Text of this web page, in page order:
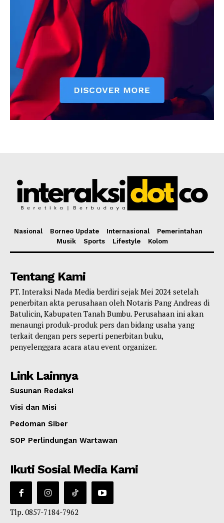
Nasional Borneo Update Internasional
Pemerintahan
Musik
Sports Lifestyle Kolom
Tentang Kami
PT. Interaksi Nada Media berdiri sejak Mei 2024 setelah
penerbitan akta perusahaan oleh Notaris Pang Andreas di
Batulicin, Kabupaten Tanah Bumbu. Perusahaan ini akan
menaungi produk-produk pers dan bidang usaha yang
terkait dengan pers seperti penerbitan buku,
penyelenggara acara atau event organizer.
Link Lainnya
Susunan Redaksi
Visi dan Misi
Pedoman Siber
SOP Perlindungan Wartawan
Ikuti Sosial Media Kami
Tlp. 0857-7184-7962